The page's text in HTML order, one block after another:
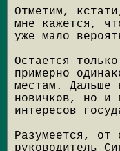
Отметим,
мне кажется,
уже мало
Остается
примерно
местам. Дальше
новичков, но и
интересов
Разумеется, от
руководитель